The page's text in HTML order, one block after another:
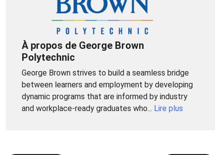
À propos de George Brown
Polytechnic
George Brown strives to build a seamless bridge
between learners and employment by developing
dynamic programs that are informed by industry
and workplace-ready graduates who... Lire plus